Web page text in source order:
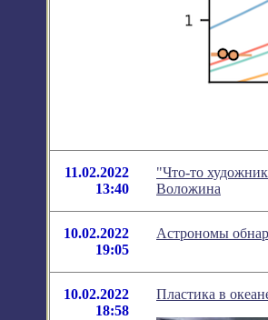
11.02.2022
13:40
"Что-то
Воложина
10.02.2022
19:05
Астрономы
10.02.2022
18:58
Пластика в